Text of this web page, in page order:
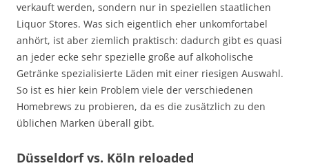
verkauft werden, sondern nur in speziellen staatlichen
Liquor Stores. Was sich eigentlich eher unkomfortabel
anhört, ist aber ziemlich praktisch: dadurch gibt es quasi
an jeder ecke sehr spezielle große auf alkoholische
Getränke spezialisierte Läden mit einer riesigen Auswahl.
So ist es hier kein Problem viele der verschiedenen
Homebrews zu probieren, da es die zusätzlich zu den
üblichen Marken überall gibt.
Düsseldorf vs. Köln reloaded